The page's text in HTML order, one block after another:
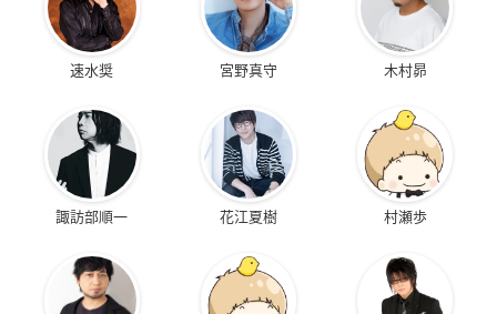
速水奨 宮野真守 木村昴
諏訪部順一 花江夏樹 村瀬歩